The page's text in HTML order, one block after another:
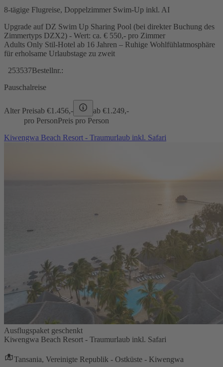
8-tägige Flugreise, Doppelzimmer Swim-Up inkl. AI
Upgrade auf DZ Swim Up Sharing Pool (bei direkter Buchung des
Zimmertyps DZX2) - Wert: ca. € 550,- pro Zimmer
Adults Only Stil-Hotel ab 16 Jahren – Ruhige Wohlfühlatmosphäre
für erholsame Urlaubstage zu zweit
253537Bestellnr.:
Pauschalreise
Alter Preisab €1.456,- ab €1.249,-
pro PersonPreis pro Person
Kiwengwa Beach Resort - Traumurlaub inkl. Safari
Ausflugspaket geschenkt
Kiwengwa Beach Resort - Traumurlaub inkl. Safari
Tansania, Vereinigte Republik - Ostküste - Kiwengwa